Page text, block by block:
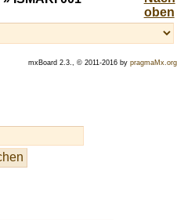
mxBoard 2.3., © 2011-2016 by pragmaMx.org